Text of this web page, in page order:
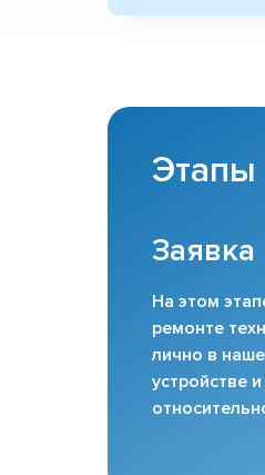
Этапы
Заявка
На этом
ремонте
лично в
устройстве